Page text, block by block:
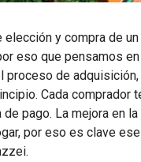
y compra de
eso que pensamos
proceso de
Cada comprador
pago. La mejora en
por eso es clave